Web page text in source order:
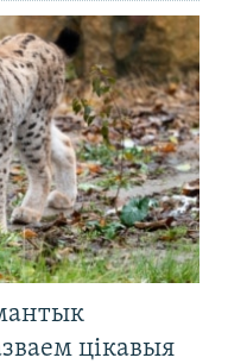
цікавыя